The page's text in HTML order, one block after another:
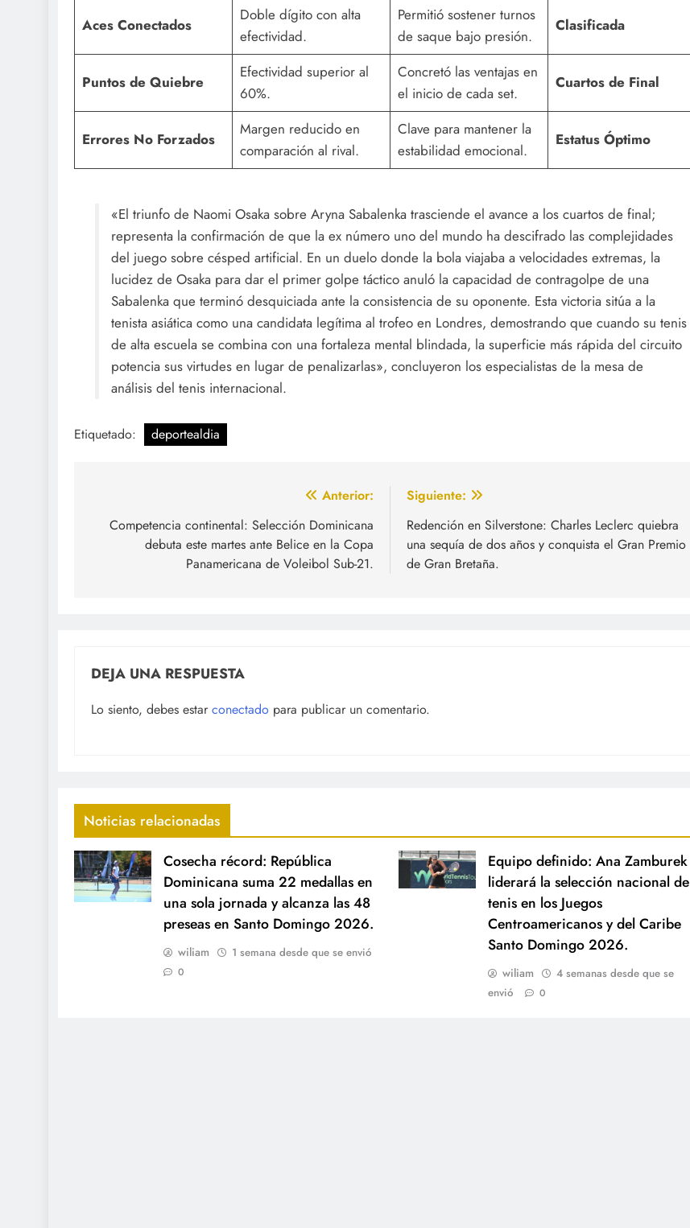
Aces Conectados
Doble dígito con alta
efectividad.
Permitió sostener turnos
de saque bajo presión.
Clasificada
Puntos de Quiebre
Efectividad superior al
60%.
Concretó las ventajas en
el inicio de cada set.
Cuartos de Final
Errores No Forzados
Margen reducido en
comparación al rival.
Clave para mantener la
estabilidad emocional.
Estatus Óptimo
«El triunfo de Naomi Osaka sobre Aryna Sabalenka trasciende el avance a los cuartos de final;
representa la confirmación de que la ex número uno del mundo ha descifrado las complejidades
del juego sobre césped artificial. En un duelo donde la bola viajaba a velocidades extremas, la
lucidez de Osaka para dar el primer golpe táctico anuló la capacidad de contragolpe de una
Sabalenka que terminó desquiciada ante la consistencia de su oponente. Esta victoria sitúa a la
tenista asiática como una candidata legítima al trofeo en Londres, demostrando que cuando su tenis
de alta escuela se combina con una fortaleza mental blindada, la superficie más rápida del circuito
potencia sus virtudes en lugar de penalizarlas», concluyeron los especialistas de la mesa de
análisis del tenis internacional.
Etiquetado: deportealdia
de
entradas
Anterior:
Competencia continental: Selección Dominicana
debuta este martes ante Belice en la Copa
Panamericana de Voleibol Sub-21.
Siguiente:
Redención en Silverstone: Charles Leclerc quiebra
una sequía de dos años y conquista el Gran Premio
de Gran Bretaña.
DEJA UNA RESPUESTA
Lo siento, debes estar conectado para publicar un comentario.
Noticias relacionadas
Cosecha récord: República
Dominicana suma 22 medallas en
una sola jornada y alcanza las 48
preseas en Santo Domingo 2026.
wiliam 1 semana desde que se envió
0
Equipo definido: Ana Zamburek
liderará la selección nacional de
tenis en los Juegos
Centroamericanos y del Caribe
Santo Domingo 2026.
wiliam
4 semanas desde que se
envió
0